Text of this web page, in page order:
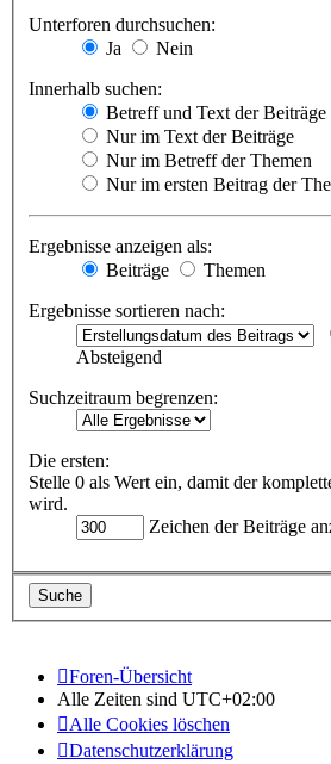
Unterforen durchsuchen:
Ja
Nein
Innerhalb suchen:
Betreff und Text der Beiträge
Nur im Text der Beiträge
Nur im Betreff der Themen
Nur im ersten Beitrag der
Ergebnisse anzeigen als:
Beiträge
Themen
Ergebnisse sortieren nach:
Absteigend
Suchzeitraum begrenzen:
Die ersten:
Stelle 0 als Wert ein, damit der
wird.
Zeichen der Beiträge
Foren-Übersicht
Alle Zeiten sind UTC+02:00
Alle Cookies löschen
Datenschutzerklärung